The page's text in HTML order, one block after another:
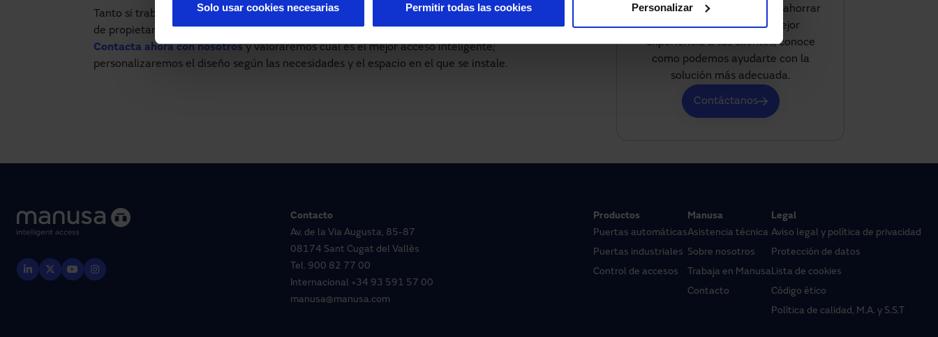
Solo usar cookies necesarias Personalizar
Permitir todas las cookies
Tanto si trabajas en un estudio de arquitectura como si eres un administrador de una comunidad
de propietarios puedes instalar puertas automáticas Manusa en los accesos a la vivienda.
Contacta ahora con nosotrosy valoraremos cuál es el mejor acceso inteligente;
personalizaremos el diseño según las necesidades y el espacio en el que se instale.
confort de tu local u oficina, ahorrar
energía y ofrecer una mejor
experiencia a tus clientes, conoce
como podemos ayudarte con la
solución más adecuada.
Contáctanos
Contacto
Av. de la Via Augusta, 85-87
08174 Sant Cugat del Vallès
Tel. 900 82 77 00
Internacional +34 93 591 57 00
manusa@manusa.com
Productos
Puertas automáticas
Puertas industriales
Control de accesos
Manusa
Asistencia técnica
Sobre nosotros
Trabaja en Manusa
Contacto
Legal
Aviso legal y política de privacidad
Protección de datos
Lista de cookies
Código ético
Política de calidad, M.A. y S.S.T